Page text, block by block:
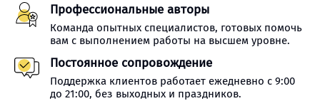
Профессиональные авторы
Команда опытных специалистов, готовых помочь
вам с выполнением работы на высшем уровне.
Постоянное сопровождение
Поддержка клиентов работает ежедневно с 9:00
до 21:00, без выходных и праздников.